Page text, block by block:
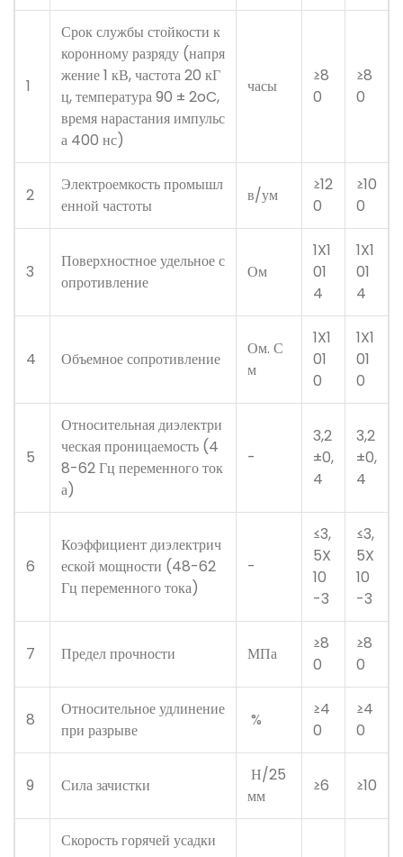
1
Срок службы стойкости к
коронному разряду (напря
жение 1 кВ, частота 20 кГ
ц, температура 90 ± 2oC,
время нарастания импульс
а 400 нс)
часы
≥8
0
≥8
0
2
Электроемкость промышл
енной частоты
в/ум
≥12
0
≥10
0
3
Поверхностное удельное с
опротивление
Ом
1X1
01
4
1X1
01
4
4 Объемное сопротивление
Ом. С
м
1X1
01
0
1X1
01
0
5
Относительная диэлектри
ческая проницаемость (4
8-62 Гц переменного ток
а)
-
3,2
±0,
4
3,2
±0,
4
6
Коэффициент диэлектрич
еской мощности (48-62
Гц переменного тока)
-
≤3,
5X
10
-3
≤3,
5X
10
-3
7 Предел прочности МПа
≥8
0
≥8
0
8
Относительное удлинение
при разрыве
%
≥4
0
≥4
0
9 Сила зачистки
Н/25
мм
≥6 ≥10
Скорость горячей усадки